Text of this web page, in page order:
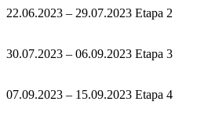
22.06.2023 – 29.07.2023 Etapa 2
30.07.2023 – 06.09.2023 Etapa 3
07.09.2023 – 15.09.2023 Etapa 4